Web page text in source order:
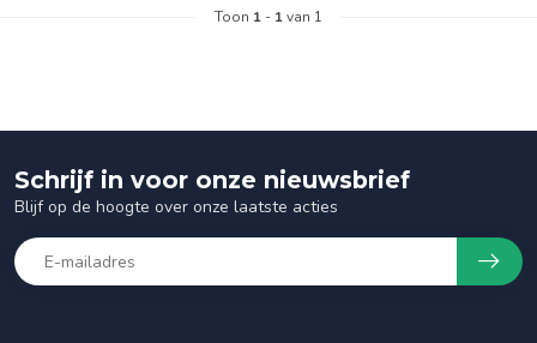
Toon 1 - 1van 1
Schrijf in voor onze nieuwsbrief
Blijf op de hoogte over onze laatste acties